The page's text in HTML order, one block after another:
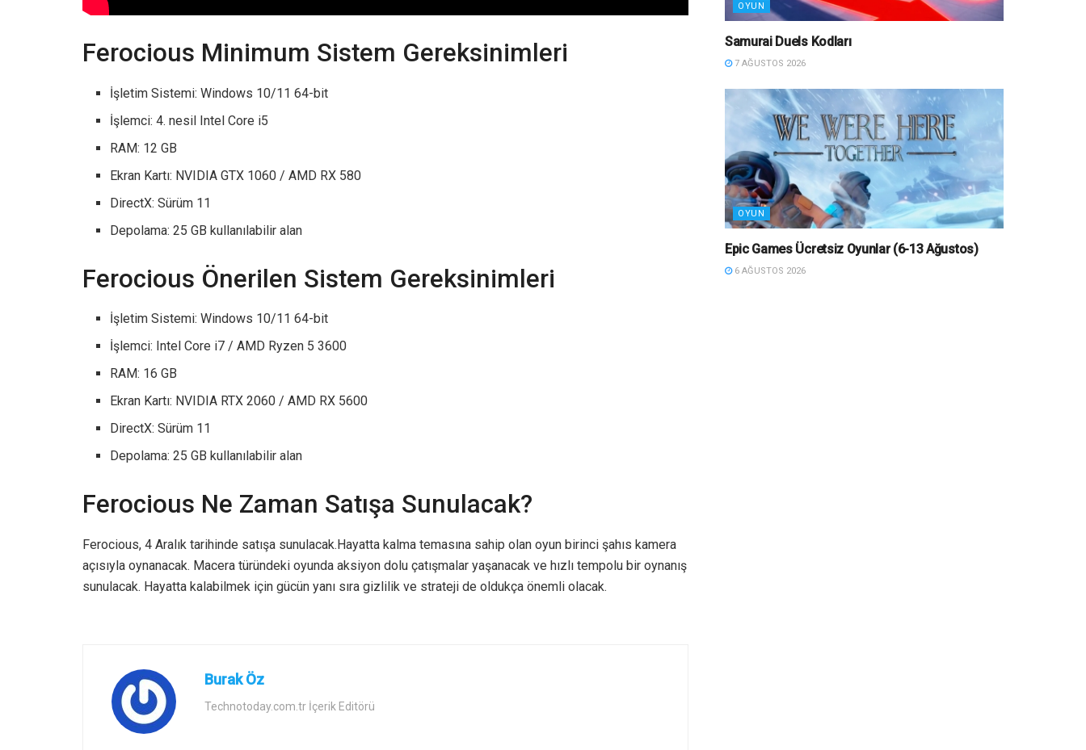
Ferocious Minimum Sistem Gereksinimleri
İşletim Sistemi: Windows 10/11 64-bit
İşlemci: 4. nesil Intel Core i5
RAM: 12 GB
Ekran Kartı: NVIDIA GTX 1060 / AMD RX 580
DirectX: Sürüm 11
Depolama: 25 GB kullanılabilir alan
Ferocious Önerilen Sistem Gereksinimleri
İşletim Sistemi: Windows 10/11 64-bit
İşlemci: Intel Core i7 / AMD Ryzen 5 3600
RAM: 16 GB
Ekran Kartı: NVIDIA RTX 2060 / AMD RX 5600
DirectX: Sürüm 11
Depolama: 25 GB kullanılabilir alan
Ferocious Ne Zaman Satışa Sunulacak?
Ferocious, 4 Aralık tarihinde satışa sunulacak.Hayatta kalma temasına sahip olan oyun birinci şahıs kamera
açısıyla oynanacak. Macera türündeki oyunda aksiyon dolu çatışmalar yaşanacak ve hızlı tempolu bir oynanış
sunulacak. Hayatta kalabilmek için gücün yanı sıra gizlilik ve strateji de oldukça önemli olacak.
Burak Öz
Technotoday.com.tr İçerik Editörü
OYUN
Samurai Duels Kodları
7 AĞUSTOS 2026
OYUN
Epic Games Ücretsiz Oyunlar (6-13 Ağustos)
6 AĞUSTOS 2026